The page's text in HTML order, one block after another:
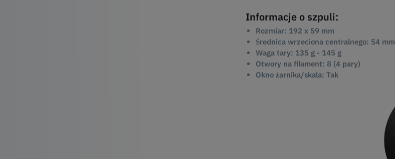
Informacje o szpuli:
Rozmiar: 192 x 59 mm
Średnica wrzeciona centralnego: 54 mm
Waga tary: 135 g - 145 g
Otwory na filament: 8 (4 pary)
Okno żarnika/skala: Tak